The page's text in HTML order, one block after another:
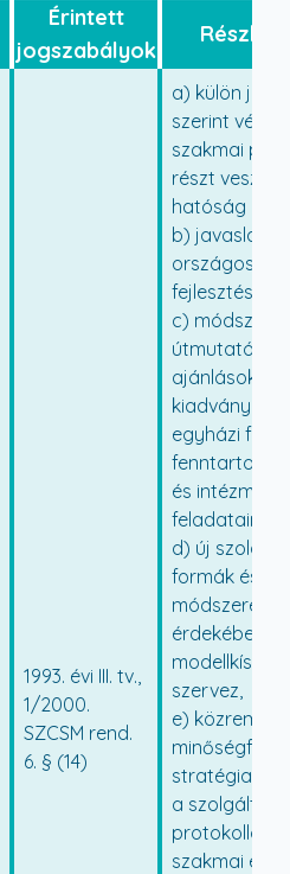
Érintett
jogszabályok
1993. évi III. tv.,
1/2000.
SZCSM rend.
6. § (14)
a) külön
szerint
szakmai
részt vesz a
hatóság
b) javaslatot
országos
fejlesztésére,
c)
ajánlásokkal
egyházi
fenntartott
és
feladatainak
d) új
formák és
módszerek
érdekében
szervez,
e)
stratégia, a
a
protokollok,
szakmai